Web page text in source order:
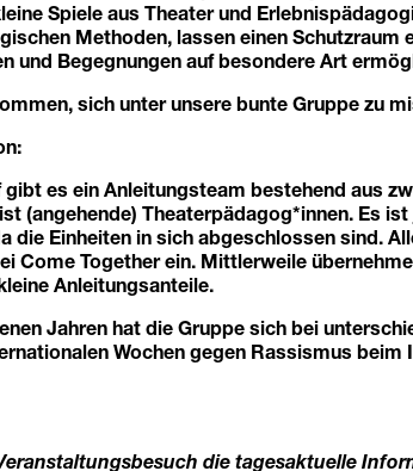
Spiele aus Theater und
Methoden, lassen einen Schutzraum
und Begegnungen auf besondere Art
sich unter unsere bunte Gruppe zu
gibt es ein Anleitungsteam bestehend aus
(angehende) Theaterpädagog*innen. Es
die Einheiten in sich abgeschlossen sind.
Come Together ein. Mittlerweile
Anleitungsanteile.
Jahren hat die Gruppe sich bei
Wochen gegen Rassismus beim
die tagesaktuelle